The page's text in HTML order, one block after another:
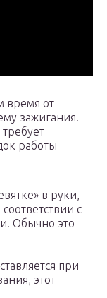
время от
зажигания.
работы
в руки,
с
Обычно это
при
этот